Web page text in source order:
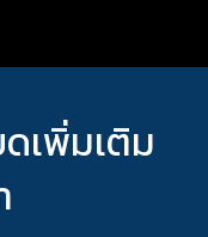
เพิ่มเติม